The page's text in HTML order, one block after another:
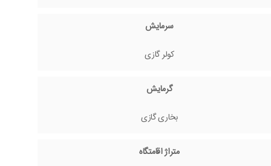
سرمایش
کولر گازی
گرمایش
بخاری گازی
متراژ اقامتگاه